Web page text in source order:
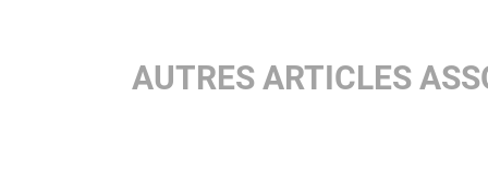
AUTRES ARTICLES